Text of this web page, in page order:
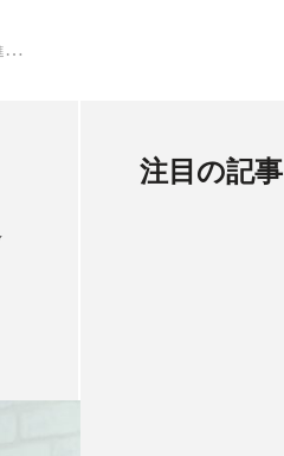
注目の記事